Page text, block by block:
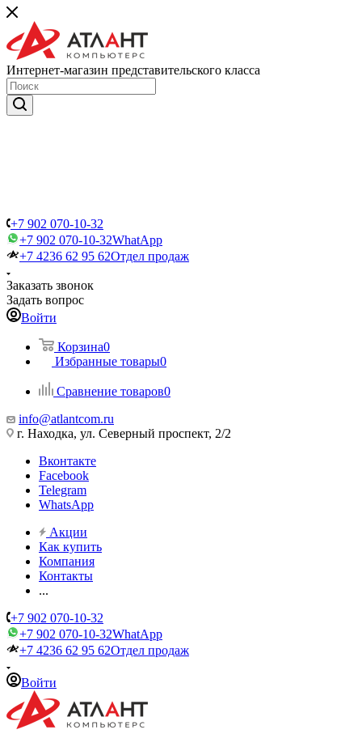
Интернет-магазин представительского класса
+7 902 070-10-32
+7 902 070-10-32WhatApp
+7 4236 62 95 62Отдел продаж
Заказать звонок
Задать вопрос
Войти
Корзина0
Избранные товары0
Сравнение товаров0
info@atlantcom.ru
г. Находка, ул. Северный проспект, 2/2
Вконтакте
Facebook
Telegram
WhatsApp
Акции
Как купить
Компания
Контакты
...
+7 902 070-10-32
+7 902 070-10-32WhatApp
+7 4236 62 95 62Отдел продаж
Войти